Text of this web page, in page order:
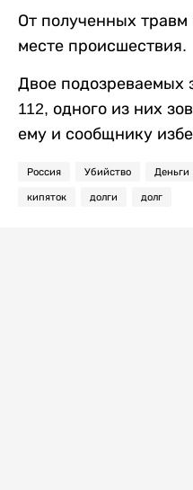
От полученных
месте происшествия.
Двое
112, одного из них
ему и сообщнику
Россия Убийство Деньги
кипяток долги долг